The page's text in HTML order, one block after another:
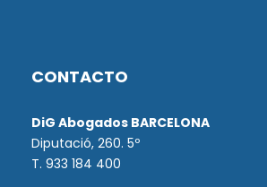
CONTACTO
DiG Abogados BARCELONA
Diputació, 260. 5º
T. 933 184 400